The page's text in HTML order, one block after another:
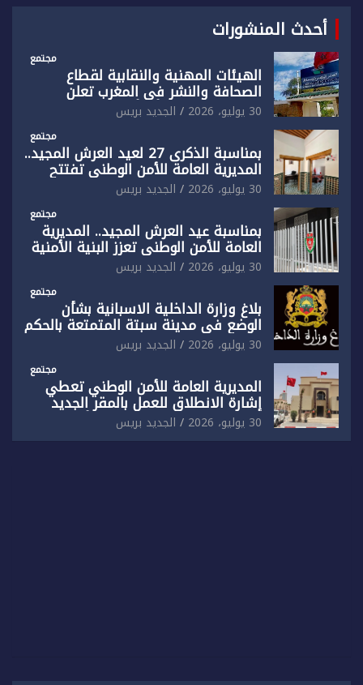
أحدث المنشورات
مجتمع
الهيئات المهنية والنقابية لقطاع
الصحافة والنشر في المغرب تعلن
رفضها القاطع لـ”أي أجندة انتخابية
مُعدة على مقاس سياسي ومصلحي
ضيق”
30 يوليو، 2026 الجديد بريس
مجتمع
بمناسبة الذكرى 27 لعيد العرش المجيد..
المديرية العامة للأمن الوطني تفتتح
المقر الجديد لفرقة الشرطة السياحية
بفاس30 يوليو، 2026 الجديد بريس
مجتمع
بمناسبة عيد العرش المجيد.. المديرية
العامة للأمن الوطني تعزز البنية الأمنية
بالناظور بإحداث فرقتين جديدتين
30 يوليو، 2026 الجديد بريس
مجتمع
بلاغ وزارة الداخلية الاسبانية بشأن
الوضع في مدينة سبتة المتمتعة بالحكم
الذاتي
30 يوليو، 2026 الجديد بريس
مجتمع
المديرية العامة للأمن الوطني تعطي
إشارة الانطلاق للعمل بالمقر الجديد
للدائرة الثالثة للشرطة بولاية أمن العيون
30 يوليو، 2026 الجديد بريس